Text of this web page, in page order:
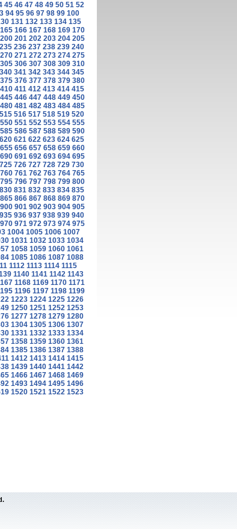
45 46 47 48 49 50 51 52
94 95 96 97 98 99 100
131 132 133 134 135
165 166 167 168 169 170
200 201 202 203 204 205
235 236 237 238 239 240
270 271 272 273 274 275
305 306 307 308 309 310
340 341 342 343 344 345
375 376 377 378 379 380
410 411 412 413 414 415
445 446 447 448 449 450
480 481 482 483 484 485
515 516 517 518 519 520
550 551 552 553 554 555
585 586 587 588 589 590
620 621 622 623 624 625
655 656 657 658 659 660
690 691 692 693 694 695
725 726 727 728 729 730
760 761 762 763 764 765
795 796 797 798 799 800
830 831 832 833 834 835
865 866 867 868 869 870
900 901 902 903 904 905
935 936 937 938 939 940
970 971 972 973 974 975
1004 1005 1006 1007
1031 1032 1033 1034
1058 1059 1060 1061
1085 1086 1087 1088
1112 1113 1114 1115
1140 1141 1142 1143
1168 1169 1170 1171
1196 1197 1198 1199
1223 1224 1225 1226
1250 1251 1252 1253
1277 1278 1279 1280
1304 1305 1306 1307
1331 1332 1333 1334
1358 1359 1360 1361
1385 1386 1387 1388
1412 1413 1414 1415
1439 1440 1441 1442
1466 1467 1468 1469
1493 1494 1495 1496
1520 1521 1522 1523